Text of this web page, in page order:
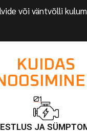
või väntvõlli
KUIDAS
JA